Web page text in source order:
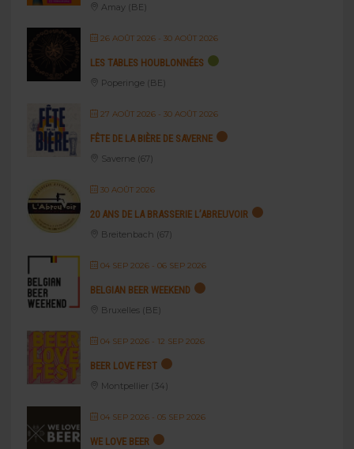
Amay (BE)
26 AOÛT 2026- 30 AOÛT 2026
LES TABLES HOUBLONNÉES
Poperinge (BE)
27 AOÛT 2026- 30 AOÛT 2026
FÊTE DE LA BIÈRE DE SAVERNE
Saverne (67)
30 AOÛT 2026
20 ANS DE LA BRASSERIE L’ABREUVOIR
Breitenbach (67)
04 SEP 2026- 06 SEP 2026
BELGIAN BEER WEEKEND
Bruxelles (BE)
04 SEP 2026- 12 SEP 2026
BEER LOVE FEST
Montpellier (34)
04 SEP 2026- 05 SEP 2026
WE LOVE BEER